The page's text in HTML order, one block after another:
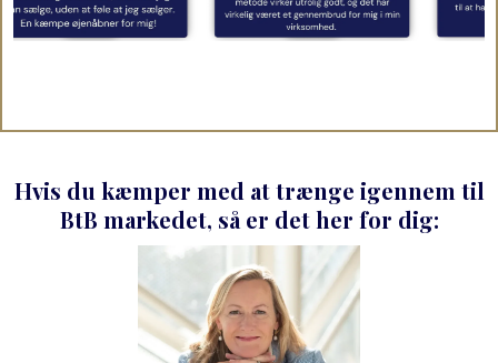
Hvis du kæmper med at trænge igennem til
BtB markedet, så er det her for dig: